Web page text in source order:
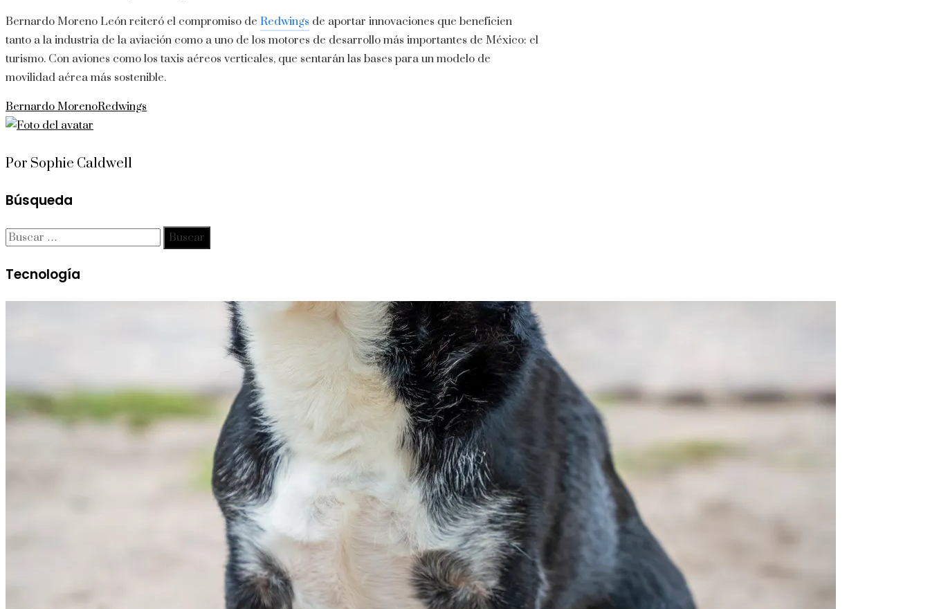
Bernardo Moreno León reiteró el compromiso de Redwings de aportar innovaciones que beneficien
tanto a la industria de la aviación como a uno de los motores de desarrollo más importantes de México: el
turismo. Con aviones como los taxis aéreos verticales, que sentarán las bases para un modelo de
movilidad aérea más sostenible.
Bernardo MorenoRedwings
Por Sophie Caldwell
Búsqueda
Buscar:
Tecnología